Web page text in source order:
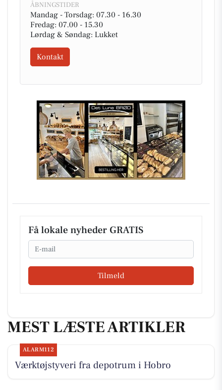
ÅBNINGSTIDER
Mandag - Torsdag: 07.30 - 16.30
Fredag: 07.00 - 15.30
Lørdag & Søndag: Lukket
Kontakt
Få lokale nyheder GRATIS
Email
Tilmeld
MEST LÆSTE ARTIKLER
ALARM112
Værktøjstyveri fra depotrum i Hobro